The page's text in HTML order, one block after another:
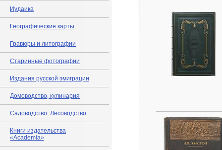
Иудаика
Географические карты
Гравюры и литографии
Старинные фотографии
Издания русской эмиграции
Домоводство, кулинария
Садоводство. Лесоводство
Книги издательства
«Academia»